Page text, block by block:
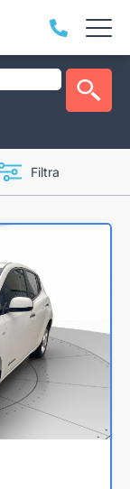
Filtra